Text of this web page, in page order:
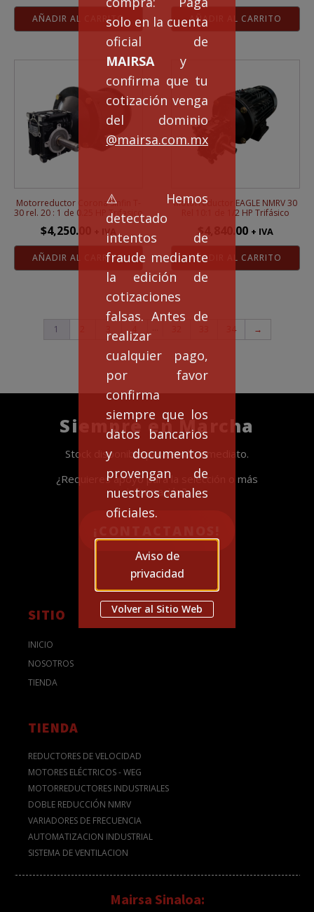
solo en la cuenta
oficial de
MAIRSA y
confirma que tu
cotización venga
del dominio
@mairsa.com.mx
⚠️Hemos
detectado
intentos de
fraude mediante
la edición de
cotizaciones
falsas. Antes de
realizar
cualquier pago,
por favor
confirma
siempre que los
datos bancarios
y documentos
provengan de
nuestros canales
oficiales.
Aviso de
privacidad
Volver al Sitio Web
AÑADIR AL CARRITO AÑADIR AL CARRITO
Motorreductor Corona Sinfin T-
30 rel. 20 : 1 de 0.25 HP Trifasico
$4,250.00 + IVA
AÑADIR AL CARRITO
Motorreductor EAGLE NMRV 30
Rel 10:1 de 1/2 HP Trifásico
$ 4,840.00 + IVA
AÑADIR AL CARRITO
1 34 →
Siempre en Marcha
Stock disponible para envío inmediato.
¿Requieres apoyo para la selección o más
información?
SITIO
INICIO
NOSOTROS
TIENDA
TIENDA
REDUCTORES DE VELOCIDAD
MOTORES ELÉCTRICOS - WEG
MOTORREDUCTORES INDUSTRIALES
DOBLE REDUCCIÓN NMRV
VARIADORES DE FRECUENCIA
AUTOMATIZACION INDUSTRIAL
SISTEMA DE VENTILACION
Mairsa Sinaloa: